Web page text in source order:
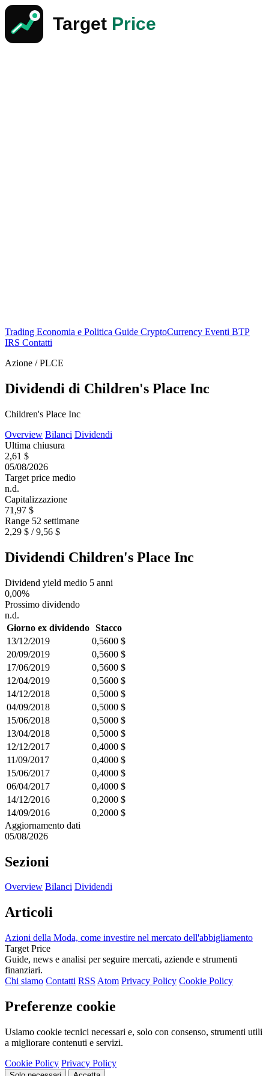
Trading Economia e Politica Guide CryptoCurrency Eventi BTP
IRS Contatti
Azione / PLCE
Dividendi di Children's Place Inc
Children's Place Inc
Overview Bilanci Dividendi
Ultima chiusura
2,61 $
05/08/2026
Target price medio
n.d.
Capitalizzazione
71,97 $
Range 52 settimane
2,29 $ / 9,56 $
Dividendi Children's Place Inc
Dividend yield medio 5 anni
0,00%
Prossimo dividendo
n.d.
Giorno ex dividendo Stacco
13/12/2019
0,5600 $
20/09/2019
0,5600 $
17/06/2019
0,5600 $
12/04/2019
0,5600 $
14/12/2018
0,5000 $
04/09/2018
0,5000 $
15/06/2018
0,5000 $
13/04/2018
0,5000 $
12/12/2017
0,4000 $
11/09/2017
0,4000 $
15/06/2017
0,4000 $
06/04/2017
0,4000 $
14/12/2016
0,2000 $
14/09/2016
0,2000 $
Aggiornamento dati
05/08/2026
Sezioni
Overview Bilanci Dividendi
Articoli
Azioni della Moda, come investire nel mercato dell'abbigliamento
Target Price
Guide, news e analisi per seguire mercati, aziende e strumenti
finanziari.
Chi siamo Contatti RSS Atom Privacy Policy Cookie Policy
Preferenze cookie
Usiamo cookie tecnici necessari e, solo con consenso, strumenti utili
a migliorare contenuti e servizi.
Cookie Policy Privacy Policy